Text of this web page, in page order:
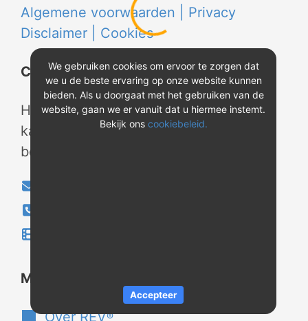
Algemene voorwaarden | Privacy
Disclaimer | Cookies
Contact
Heeft u vragen? Neem tijdens
kantooruren contact met ons op of
bekijk onze instructievideo's.
Meer over REV
Over REV®
We gebruiken cookies om ervoor te zorgen dat
we u de beste ervaring op onze website kunnen
bieden. Als u doorgaat met het gebruiken van de
website, gaan we er vanuit dat u hiermee instemt.
Bekijk ons cookiebeleid.
Accepteer